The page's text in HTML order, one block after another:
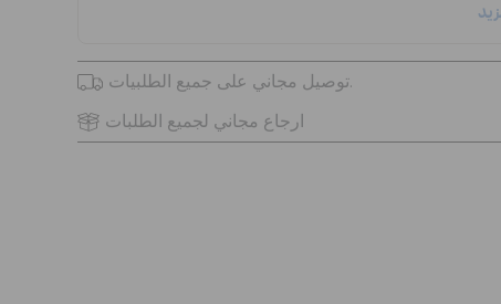
توصيل مجاني على جميع الطلبيات.
ارجاع مجاني لجميع الطلبات